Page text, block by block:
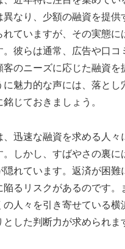
なり、少額の融資を提供
れていますが、その実態に
。彼らは通常、広告や口コ
のニーズに応じた融資を
に魅力的な声には、落とし
じておきましょう。
、迅速な融資を求める人々
。しかし、すばやさの裏に
隠れています。返済が困難
陥るリスクがあるのです。
の人々を引き寄せている横
した判断力が求められま